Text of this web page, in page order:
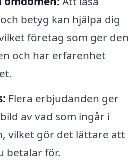
betyg kan hjälpa dig
företag som ger den
och har erfarenhet
Flera erbjudanden ger
av vad som ingår i
vilket gör det lättare att
betalar för.